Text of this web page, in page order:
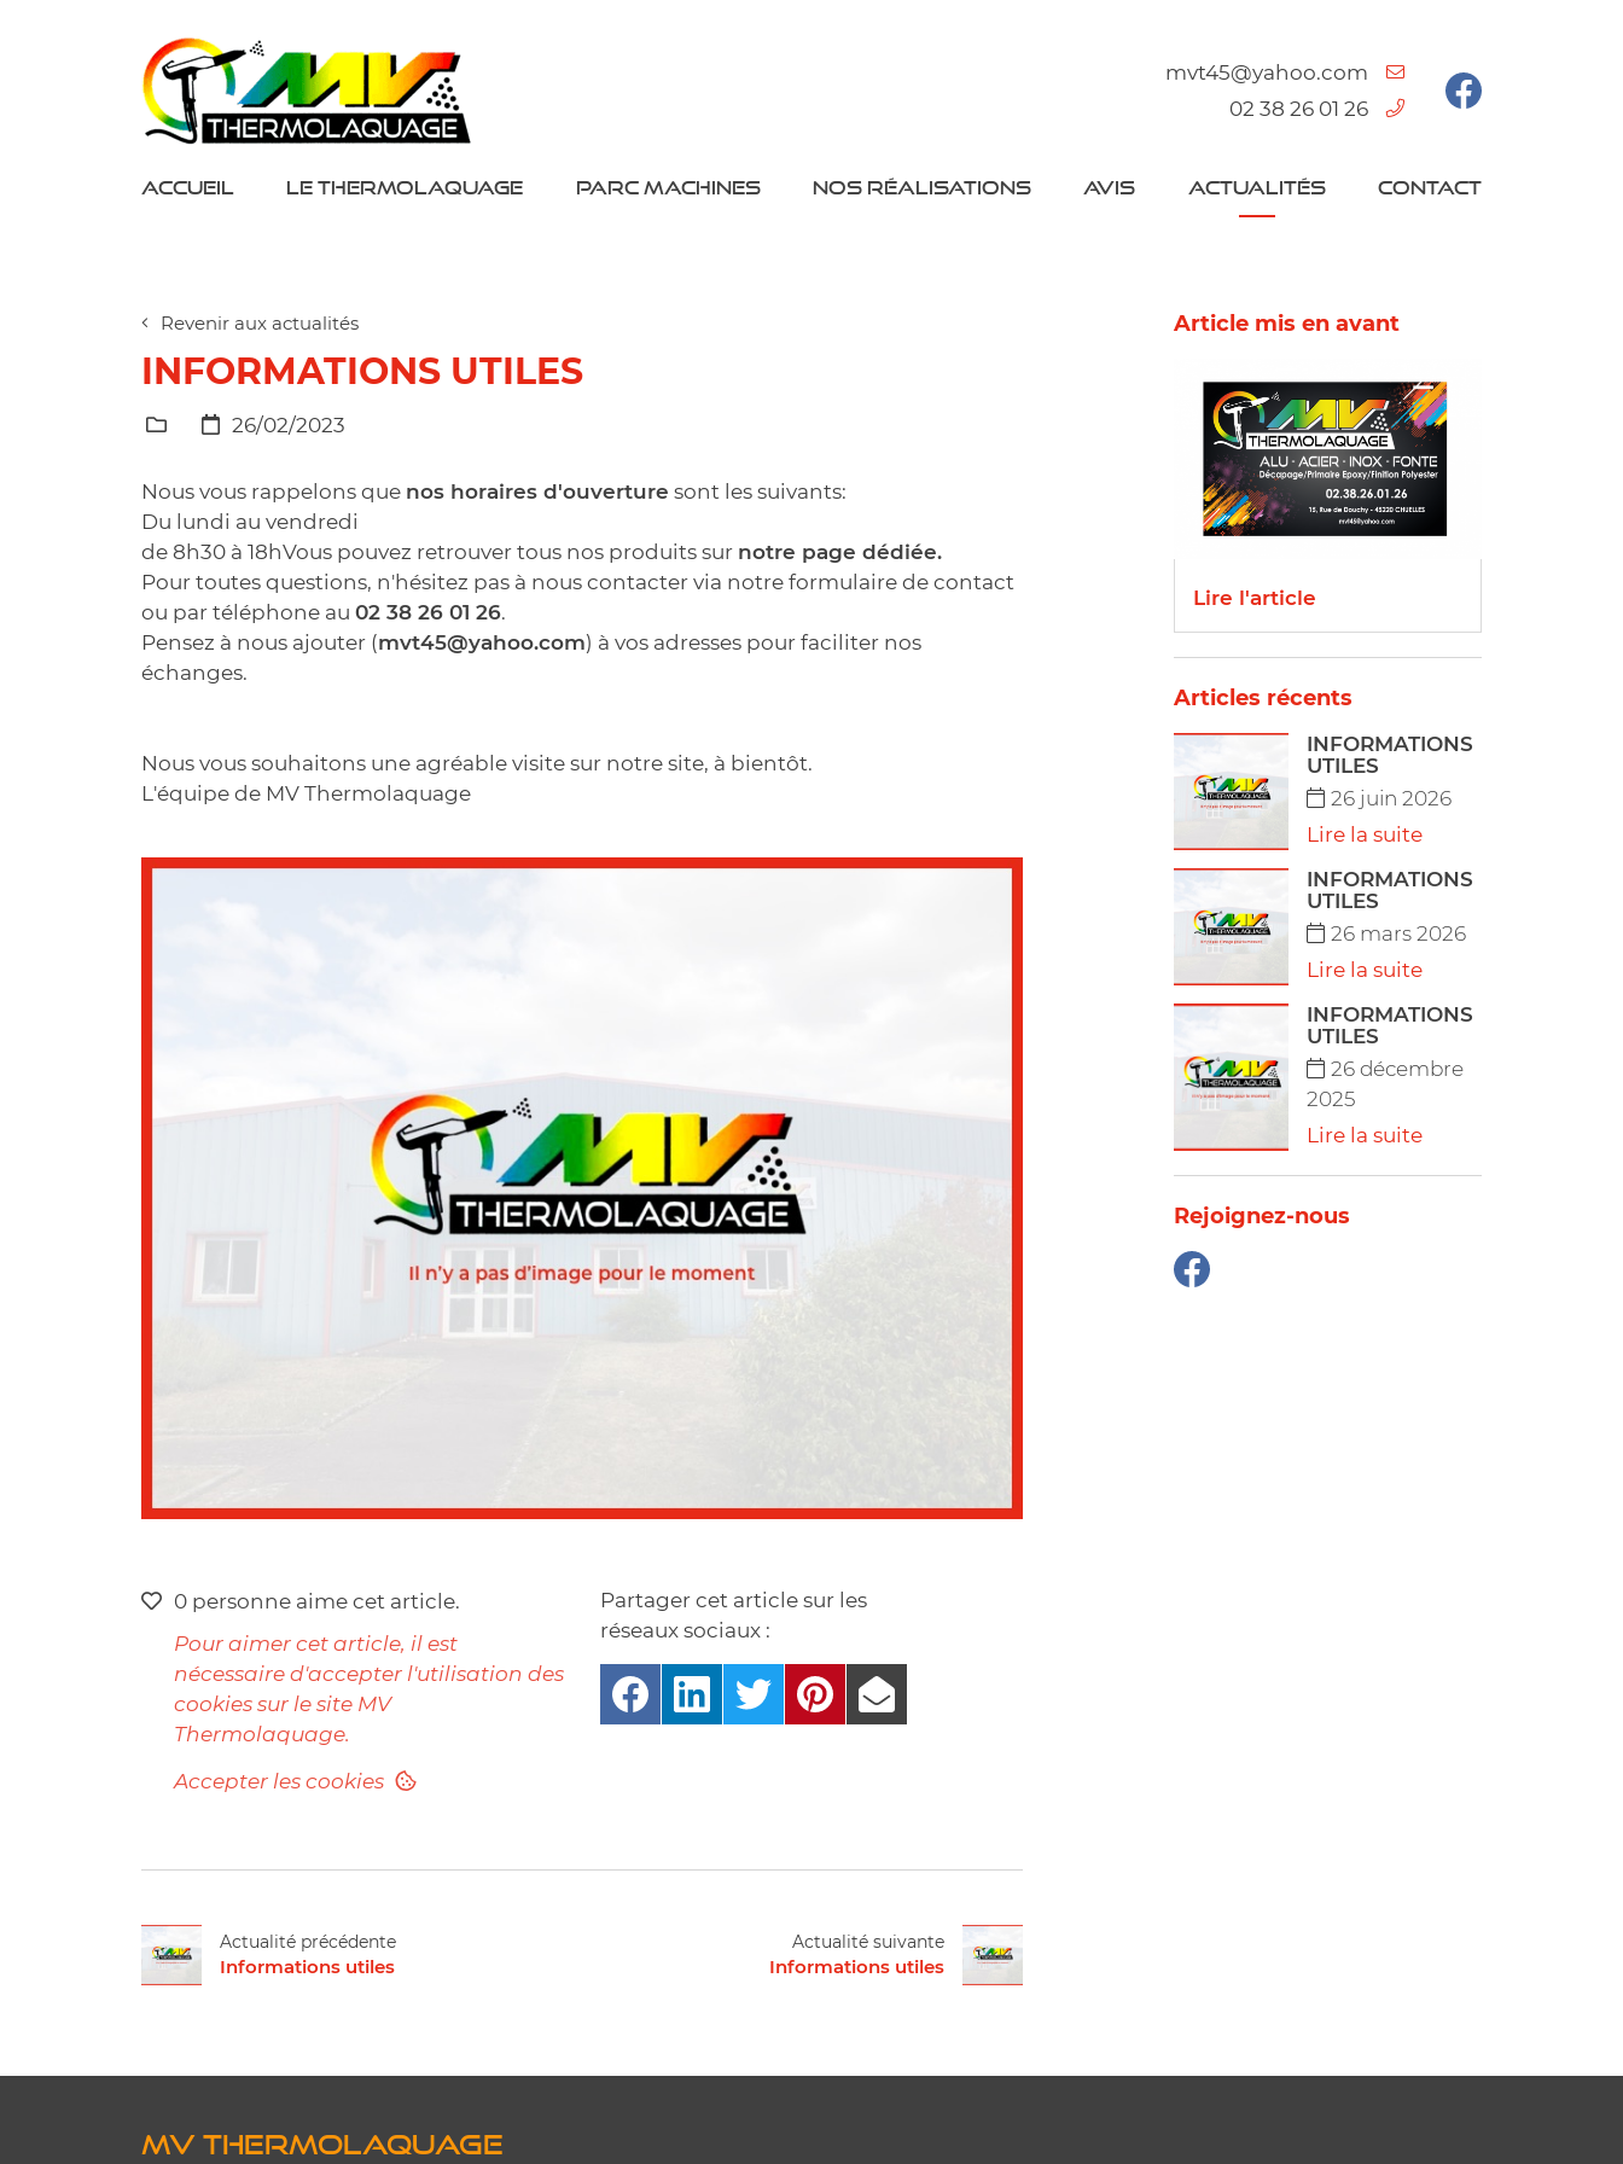
02 38 26 01 26
ACCUEIL LE THERMOLAQUAGE PARC MACHINES NOS RÉALISATIONS AVIS ACTUALITÉS CONTACT
15 rue de la Douchy
45220 Chuelles
02 38 26 01 26
Revenir aux actualités
INFORMATIONS UTILES
26/02/2023
Nous vous rappelons que nos horaires d'ouverture sont les suivants:
Du lundi au vendredi
de 8h30 à 18hVous pouvez retrouver tous nos produits sur notre page dédiée.
Pour toutes questions, n'hésitez pas à nous contacter via notre formulaire de contact
ou par téléphone au 02 38 26 01 26.
Pensez à nous ajouter (mvt45@yahoo.com) à vos adresses pour faciliter nos
échanges.
Nous vous souhaitons une agréable visite sur notre site, à bientôt.
L'équipe de MV Thermolaquage
 0 personne aime cet article.
Pour aimer cet article, il est
nécessaire d'accepter l'utilisation des
cookies sur le site MV
Thermolaquage.
Accepter les cookies
Partager cet article sur les
réseaux sociaux :
Actualité précédente
Informations utiles
Actualité suivante
Informations utiles
Article mis en avant
Lire l'article
Articles récents
INFORMATIONS
UTILES
26 juin 2026
Lire la suite
INFORMATIONS
UTILES
26 mars 2026
Lire la suite
INFORMATIONS
UTILES
26 décembre
2025
Lire la suite
Rejoignez-nous
MV Thermolaquage